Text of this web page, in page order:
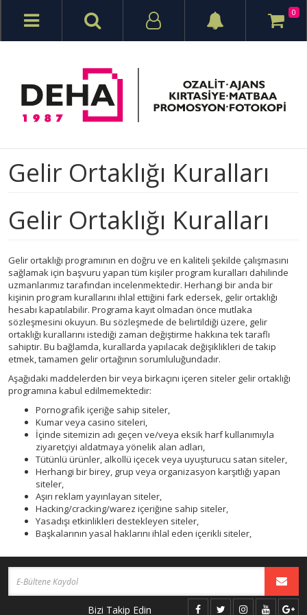
0
Gelir Ortaklığı Kuralları
Gelir Ortaklığı Kuralları
Gelir ortaklığı programının en doğru ve en kaliteli şekilde çalışmasını
sağlamak için başvuru yapan tüm kişiler program kuralları dahilinde
uzmanlarımız tarafından incelenmektedir. Herhangi bir anda bir
kişinin program kurallarını ihlal ettiğini fark edersek, gelir ortaklığı
hesabı kapatılabilir. Programa kayıt olmadan önce mutlaka
sözleşmesini okuyun. Bu sözleşmede de belirtildiği üzere, gelir
ortaklığı kurallarını istediği zaman değiştirme hakkına tek taraflı
sahiptir. Bu bağlamda, kurallarda yapılacak değişiklikleri de takip
etmek, tamamen gelir ortağının sorumluluğundadır.
Aşağıdaki maddelerden bir veya birkaçını içeren siteler gelir ortaklığı
programına kabul edilmemektedir:
Pornografik içeriğe sahip siteler,
Kumar veya casino siteleri,
İçinde sitemizin adı geçen ve/veya eksik harf kullanımıyla
ziyaretçiyi aldatmaya yönelik alan adları,
Tütünlü ürünler, alkollü içecek veya uyuşturucu satan siteler,
Herhangi bir birey, grup veya organizasyon karşıtlığı yapan
siteler,
Aşırı reklam yayınlayan siteler,
Hacking/cracking/warez içeriğine sahip siteler,
Yasadışı etkinlikleri destekleyen siteler,
Başkalarının yasal haklarını ihlal eden içerikli siteler,
Bizi Takip Edin